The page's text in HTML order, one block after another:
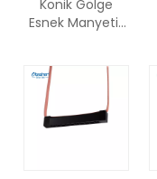
Konik Gölge
Esnek Manyetik
Ayarlanabilir Asılı
LED Yemek
Lambası -
Oteshen